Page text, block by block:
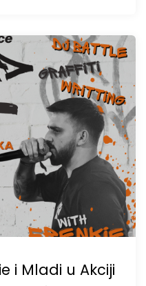
i Mladi u Akciji